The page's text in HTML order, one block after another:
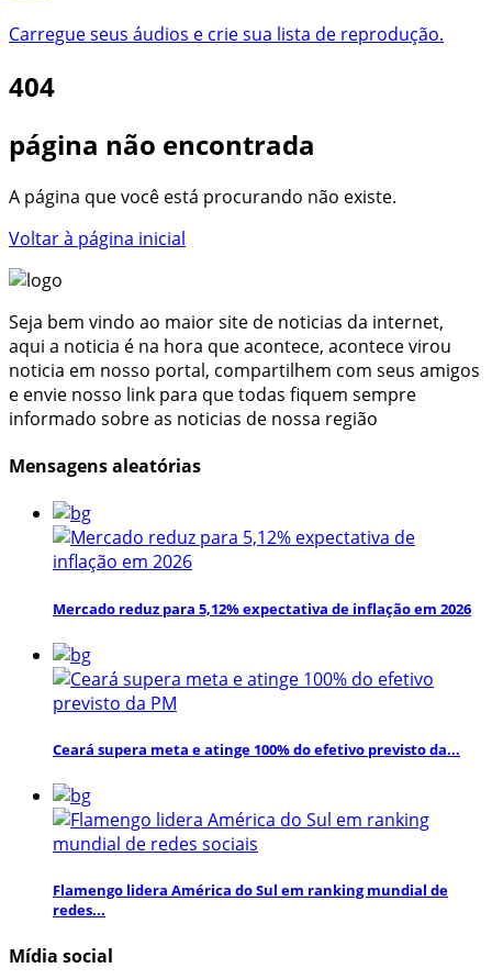
Carregue seus áudios e crie sua lista de reprodução.
404
página não encontrada
A página que você está procurando não existe.
Voltar à página inicial
Seja bem vindo ao maior site de noticias da internet,
aqui a noticia é na hora que acontece, acontece virou
noticia em nosso portal, compartilhem com seus amigos
e envie nosso link para que todas fiquem sempre
informado sobre as noticias de nossa região
Mensagens aleatórias
Mercado reduz para 5,12% expectativa de inflação em 2026
Ceará supera meta e atinge 100% do efetivo previsto da...
Flamengo lidera América do Sul em ranking mundial de
redes...
Mídia social